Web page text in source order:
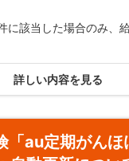
款所定の先進医療によ
払いできない場合
がんは約款所定の悪
異形成等は含まれません
に該当した場合のみ、
契約可能年
詳しい内容を見る
「au定期がんほ